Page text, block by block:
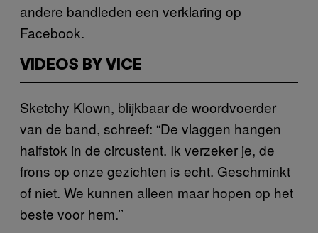
andere bandleden een verklaring op
Facebook.
VIDEOS BY VICE
Sketchy Klown, blijkbaar de woordvoerder
van de band, schreef: “De vlaggen hangen
halfstok in de circustent. Ik verzeker je, de
frons op onze gezichten is echt. Geschminkt
of niet. We kunnen alleen maar hopen op het
beste voor hem.’’